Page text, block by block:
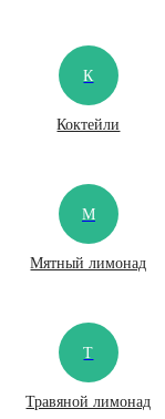
К
Коктейли
М
Мятный лимонад
Т
Травяной лимонад